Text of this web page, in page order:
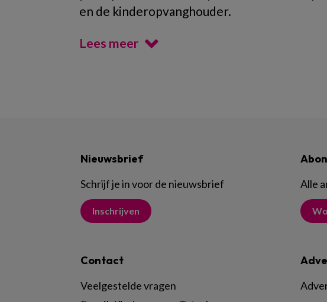
en de kinderopvanghouder.
Lees meer
Nieuwsbrief
Schrijf je in voor de nieuwsbrief
Inschrijven
Alle
Contact
Veelgestelde vragen